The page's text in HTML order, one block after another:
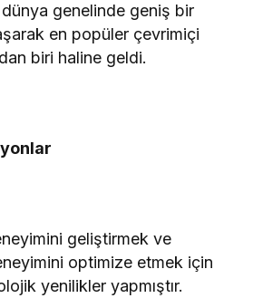
genelinde geniş bir
en popüler çevrimiçi
biri haline geldi.
geliştirmek ve
optimize etmek için
yenilikler yapmıştır.